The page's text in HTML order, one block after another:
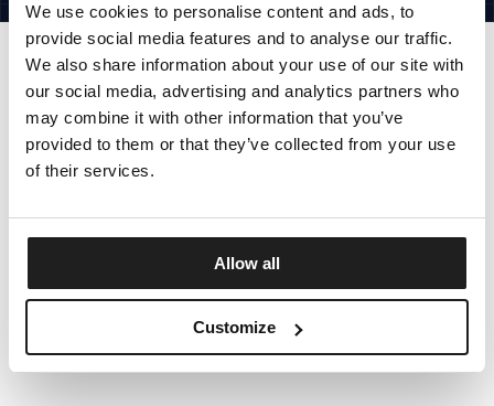
We use cookies to personalise content and ads, to
provide social media features and to analyse our traffic.
We also share information about your use of our site with
our social media, advertising and analytics partners who
may combine it with other information that you’ve
provided to them or that they’ve collected from your use
of their services.
Allow all
Customize
NACH OBEN GEHEN